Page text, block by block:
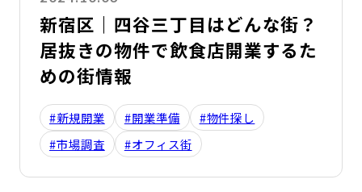
新宿区｜四谷三丁目はどんな街？
居抜きの物件で飲食店開業するた
めの街情報
#新規開業 #開業準備
#物件探し
#市場調査
#オフィス街